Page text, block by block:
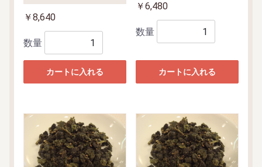
茶としておすすめのお茶です。
【2021年冬茶】
￥8,640
数量
カートに入れる
な甘みを含んだ香ばしさからは、煎
をだす度に様々な味わいがうまれ、
鉄観音茶の持つ奥深いおもしろさを
￥6,480
数量
カートに入れる